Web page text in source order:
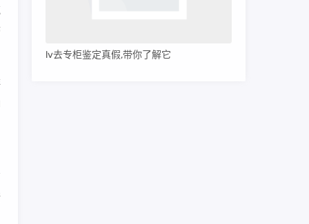
lv去专柜鉴定真假,带你了解它